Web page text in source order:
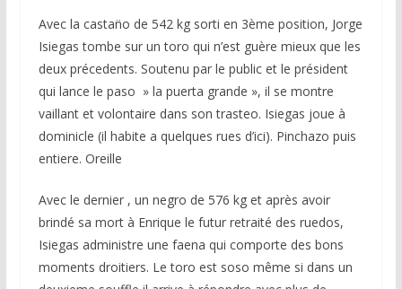
Avec la castan̈o de 542 kg sorti en 3ème position, Jorge
Isiegas tombe sur un toro qui n’est guère mieux que les
deux précedents. Soutenu par le public et le président
qui lance le paso » la puerta grande », il se montre
vaillant et volontaire dans son trasteo. Isiegas joue à
dominicle (il habite a quelques rues d’ici). Pinchazo puis
entiere. Oreille
Avec le dernier , un negro de 576 kg et après avoir
brindé sa mort à Enrique le futur retraité des ruedos,
Isiegas administre une faena qui comporte des bons
moments droitiers. Le toro est soso même si dans un